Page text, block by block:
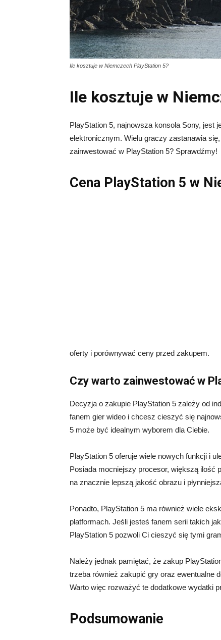
Ile kosztuje w Niemczech PlayStation 5?
Ile kosztuje w
PlayStation 5, najnowsza konsola Sony, jest
elektronicznym. Wielu graczy zastanawia
zainwestować w PlayStation 5? Sprawdźmy!
Cena PlayStation 5 w
oferty i porównywać ceny przed zakupem.
Czy warto zainwestować w
Decyzja o zakupie PlayStation 5 zależy od
fanem gier wideo i chcesz cieszyć się
5 może być idealnym wyborem dla Ciebie.
PlayStation 5 oferuje wiele nowych funkcji i
Posiada mocniejszy procesor, większą ilość
na znacznie lepszą jakość obrazu i
Ponadto, PlayStation 5 ma również wiele
platformach. Jeśli jesteś fanem serii takich
PlayStation 5 pozwoli Ci cieszyć się tymi
Należy jednak pamiętać, że zakup
trzeba również zakupić gry oraz ewentualne
Warto więc rozważyć te dodatkowe wydatki
Podsumowanie